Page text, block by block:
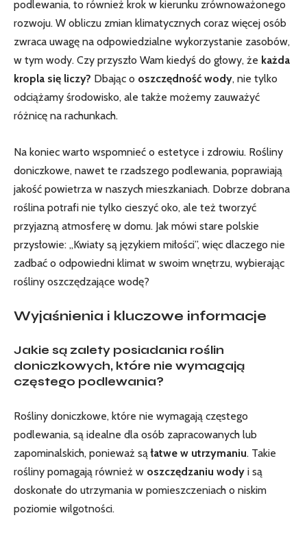
podlewania, to również krok w kierunku zrównoważonego
rozwoju. W obliczu zmian ‌klimatycznych coraz więcej osób⁤
zwraca uwagę na odpowiedzialne wykorzystanie zasobów,
w tym wody. Czy przyszło Wam kiedyś ​do głowy, że każda
kropla​ się liczy? Dbając o oszczędność wody,⁤ nie tylko‍
odciążamy środowisko, ale także możemy zauważyć
różnicę na rachunkach.
Na koniec⁣ warto wspomnieć o estetyce⁤ i zdrowiu. Rośliny
doniczkowe,⁤ nawet te rzadszego podlewania,‍ poprawiają⁢
jakość powietrza w naszych mieszkaniach. Dobrze dobrana
roślina​ potrafi nie tylko cieszyć oko, ale też tworzyć
przyjazną atmosferę w⁢ domu. Jak mówi ‌stare ​polskie
przysłowie: ⁤„Kwiaty są⁣ językiem miłości”, więc dlaczego nie⁢
zadbać o odpowiedni klimat w swoim wnętrzu, wybierając⁤
rośliny oszczędzające wodę?
Wyjaśnienia i kluczowe informacje
Jakie​ są zalety posiadania roślin
doniczkowych, które nie wymagają
częstego podlewania?
Rośliny‍ doniczkowe, ‌które nie wymagają częstego
podlewania,⁤ są idealne dla⁣ osób zapracowanych lub
⁤zapominalskich, ponieważ są⁤łatwe w ​utrzymaniu. Takie
rośliny pomagają również w oszczędzaniu wody i są
doskonałe do ‌utrzymania w ⁣pomieszczeniach o niskim
⁢poziomie wilgotności.